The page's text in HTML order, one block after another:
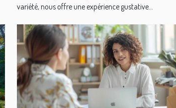
variété, nous offre une expérience gustative...